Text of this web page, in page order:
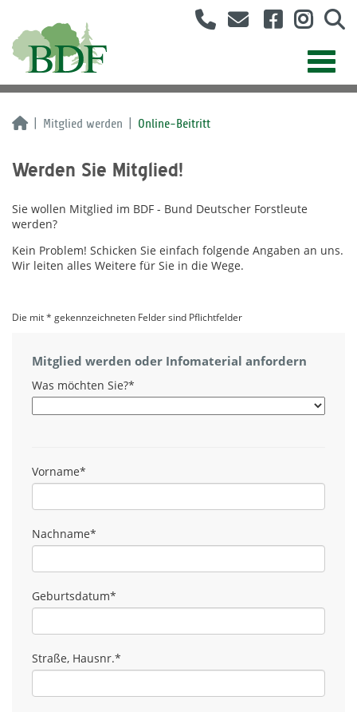
Mitglied werden Online-Beitritt
Werden Sie Mitglied!
Sie wollen Mitglied im BDF - Bund Deutscher Forstleute
werden?
Kein Problem! Schicken Sie einfach folgende Angaben an uns.
Wir leiten alles Weitere für Sie in die Wege.
Die mit * gekennzeichneten Felder sind Pflichtfelder
Mitglied werden oder Infomaterial anfordern
Was möchten Sie?*
Vorname*
Nachname*
Geburtsdatum*
Straße, Hausnr.*